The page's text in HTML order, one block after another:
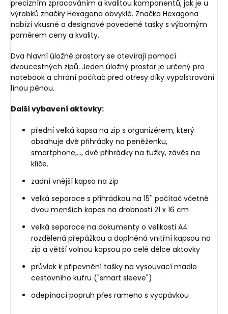
precizním zpracováním a kvalitou komponentů, jak je u
výrobků značky Hexagona obvyklé. Značka Hexagona
nabízí vkusné a designově povedené tašky s výborným
poměrem ceny a kvality.
Dva hlavní úložné prostory se otevírají pomocí
dvoucestných zipů. Jeden úložný prostor je určený pro
notebook a chrání počítač před otřesy díky vypolstrování
línou pěnou.
Další vybavení aktovky:
přední velká kapsa na zip s organizérem, který
obsahuje dvě přihrádky na peněženku,
smartphone,..., dvě přihrádky na tužky, závěs na
klíče.
zadní vnější kapsa na zip
velká separace s přihrádkou na 15'' počítač včetně
dvou menších kapes na drobnosti 21 x 16 cm
velká separace na dokumenty o velikosti A4
rozdělená přepážkou a doplněná vnitřní kapsou na
zip a větší volnou kapsou po celé délce aktovky
průvlek k připevnění tašky na vysouvací madlo
cestovního kufru ("smart sleeve")
odepínací popruh přes rameno s vycpávkou